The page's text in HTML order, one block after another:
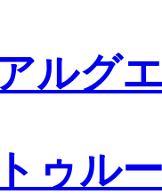
ルグ
ゥル